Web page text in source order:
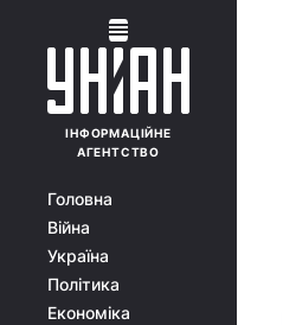
ІНФОРМАЦІЙНЕ
АГЕНТСТВО
Головна
Війна
Україна
Політика
Економіка